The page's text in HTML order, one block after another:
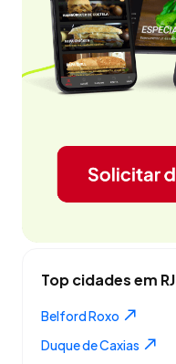
Top cidades em RJ
Belford Roxo
Duque de Caxias